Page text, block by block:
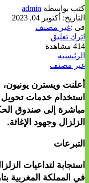
كتب بواسطة admin
التاريخ: أكتوبر 04, 2023
فى :غير مصنف
اترك تعليق
414 مشاهدة
الرئيسيه
غير مصنف
أعلنت ويسترن يونيون،
استخدام خدمات تحويل
مباشرة إلى صندوق
الزلزال وجهود الإغاثة.
التبرعات
استجابة لتداعيات